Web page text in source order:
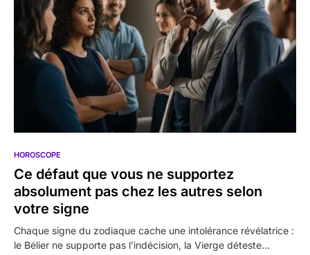
HOROSCOPE
Ce défaut que vous ne supportez
absolument pas chez les autres selon
votre signe
Chaque signe du zodiaque cache une intolérance révélatrice :
le Bélier ne supporte pas l’indécision, la Vierge déteste…